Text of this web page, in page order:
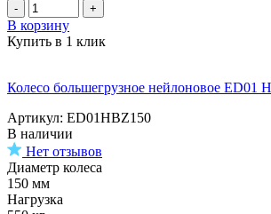
- +
В корзину
Купить в 1 клик
Колесо большегрузное нейлоновое ED01
Артикул: ED01HBZ150
В наличии
Нет отзывов
Диаметр колеса
150 мм
Нагрузка